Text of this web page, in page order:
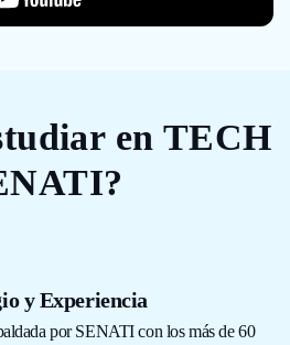
en TECH
y Experiencia
por SENATI con los más de 60